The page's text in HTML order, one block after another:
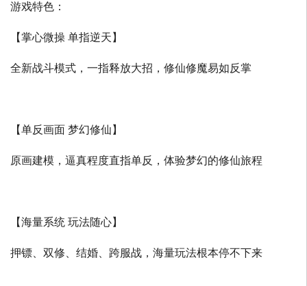
游戏特色：
【掌心微操 单指逆天】
全新战斗模式，一指释放大招，修仙修魔易如反掌
【单反画面 梦幻修仙】
原画建模，逼真程度直指单反，体验梦幻的修仙旅程
【海量系统 玩法随心】
押镖、双修、结婚、跨服战，海量玩法根本停不下来